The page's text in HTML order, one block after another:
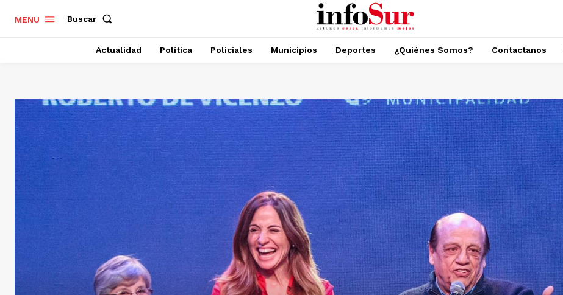
MENU Buscar
Actualidad Política Policiales Municipios Deportes ¿Quiénes Somos? Contactanos